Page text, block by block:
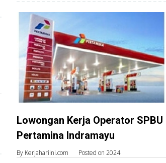
Lowongan Kerja Operator SPBU
Pertamina Indramayu
By Kerjahariini.com Posted on 2024